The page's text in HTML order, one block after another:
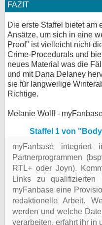
FAZIT
Die erste Staffel bietet am
Ansätze, um sich in eine
Proof" ist vielleicht nicht
Crime-Procedurals und
neues Material was die
und mit Dana Delaney
sie für langweilige
Richtige.
Melanie Wolff -
Staffel 1 von
myFanbase
Partnerprogrammen
RTL+ oder Joyn).
Links zu qualifizierten
myFanbase eine
redaktionelle Arbeit.
werden und welche
verarbeiten, erfahrt ihr in